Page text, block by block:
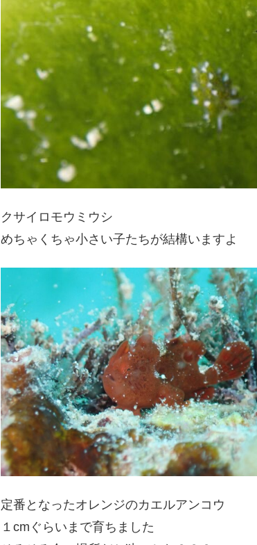
クサイロモウミウシ
めちゃくちゃ小さい子たちが結構いますよ
定番となったオレンジのカエルアンコウ
１cmぐらいまで育ちました